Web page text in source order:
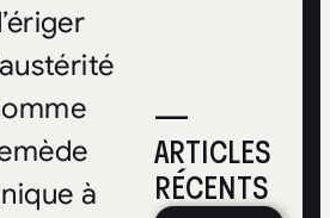
—
ARTICLES
RÉCENTS
à